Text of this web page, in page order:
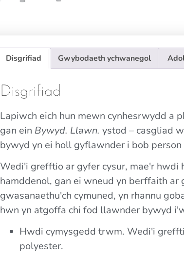
Disgrifiad Gwybodaeth ychwanegol
Disgrifiad
Lapiwch eich hun mewn cynhesrwydd a
gan ein Bywyd. Llawn.ystod – casgliad
bywyd yn ei holl gyflawnder i bob
Wedi'i grefftio ar gyfer cysur, mae'r
hamddenol, gan ei wneud yn berffaith ar
gwasanaethu'ch cymuned, yn rhannu
hwn yn atgoffa chi fod llawnder bywyd
Hwdi cymysgedd trwm. Wedi'i
polyester.